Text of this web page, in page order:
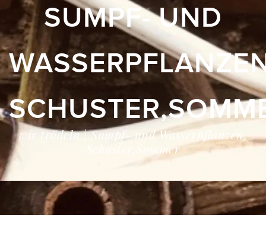
SUMPF- UND
wir trödeln | Sumpf- und Wasserpflanzen,
Schuster,Sommer